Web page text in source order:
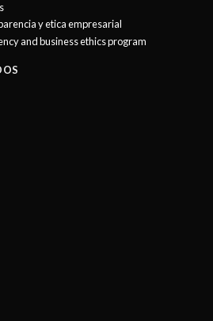
y etica empresarial
and business ethics program